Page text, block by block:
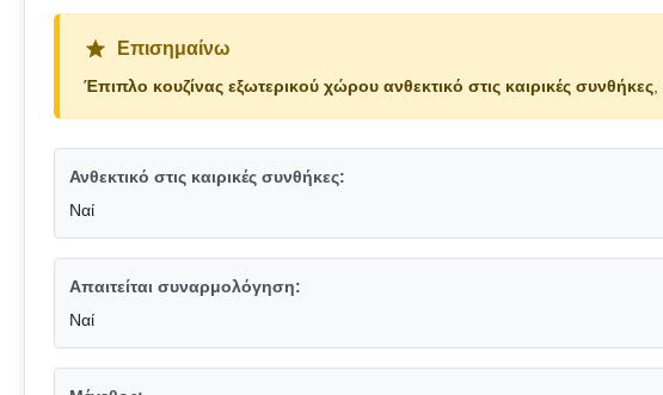
Επισημαίνω
Έπιπλο κουζίνας εξωτερικού χώρου ανθεκτικό στις καιρικές συνθήκες
Ανθεκτικό στις καιρικές συνθήκες:
Ναί
Απαιτείται συναρμολόγηση:
Ναί